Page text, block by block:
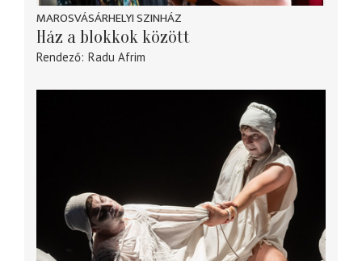
MAROSVÁSÁRHELYI SZINHÁZ
Ház a blokkok között
Rendező Radu Afrim